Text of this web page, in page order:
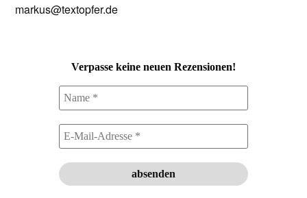
markus@textopfer.de
Verpasse keine neuen Rezensionen!